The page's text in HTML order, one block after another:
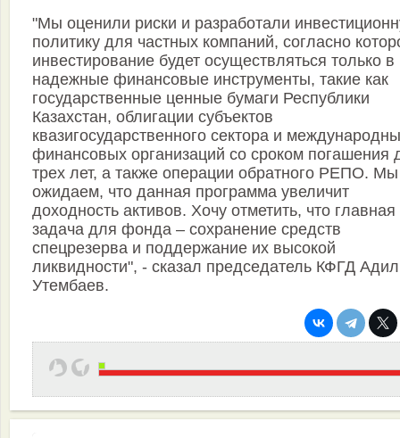
"Мы оценили риски и разработали
политику для частных компаний, согласно
инвестирование будет осуществляться только в
надежные финансовые инструменты, такие как
государственные ценные бумаги Республики
Казахстан, облигации субъектов
квазигосударственного сектора и
финансовых организаций со сроком погашения
трех лет, а также операции обратного РЕПО. Мы
ожидаем, что данная программа увеличит
доходность активов. Хочу отметить, что главная
задача для фонда – сохранение средств
спецрезерва и поддержание их высокой
ликвидности", - сказал председатель КФГД
Утембаев.